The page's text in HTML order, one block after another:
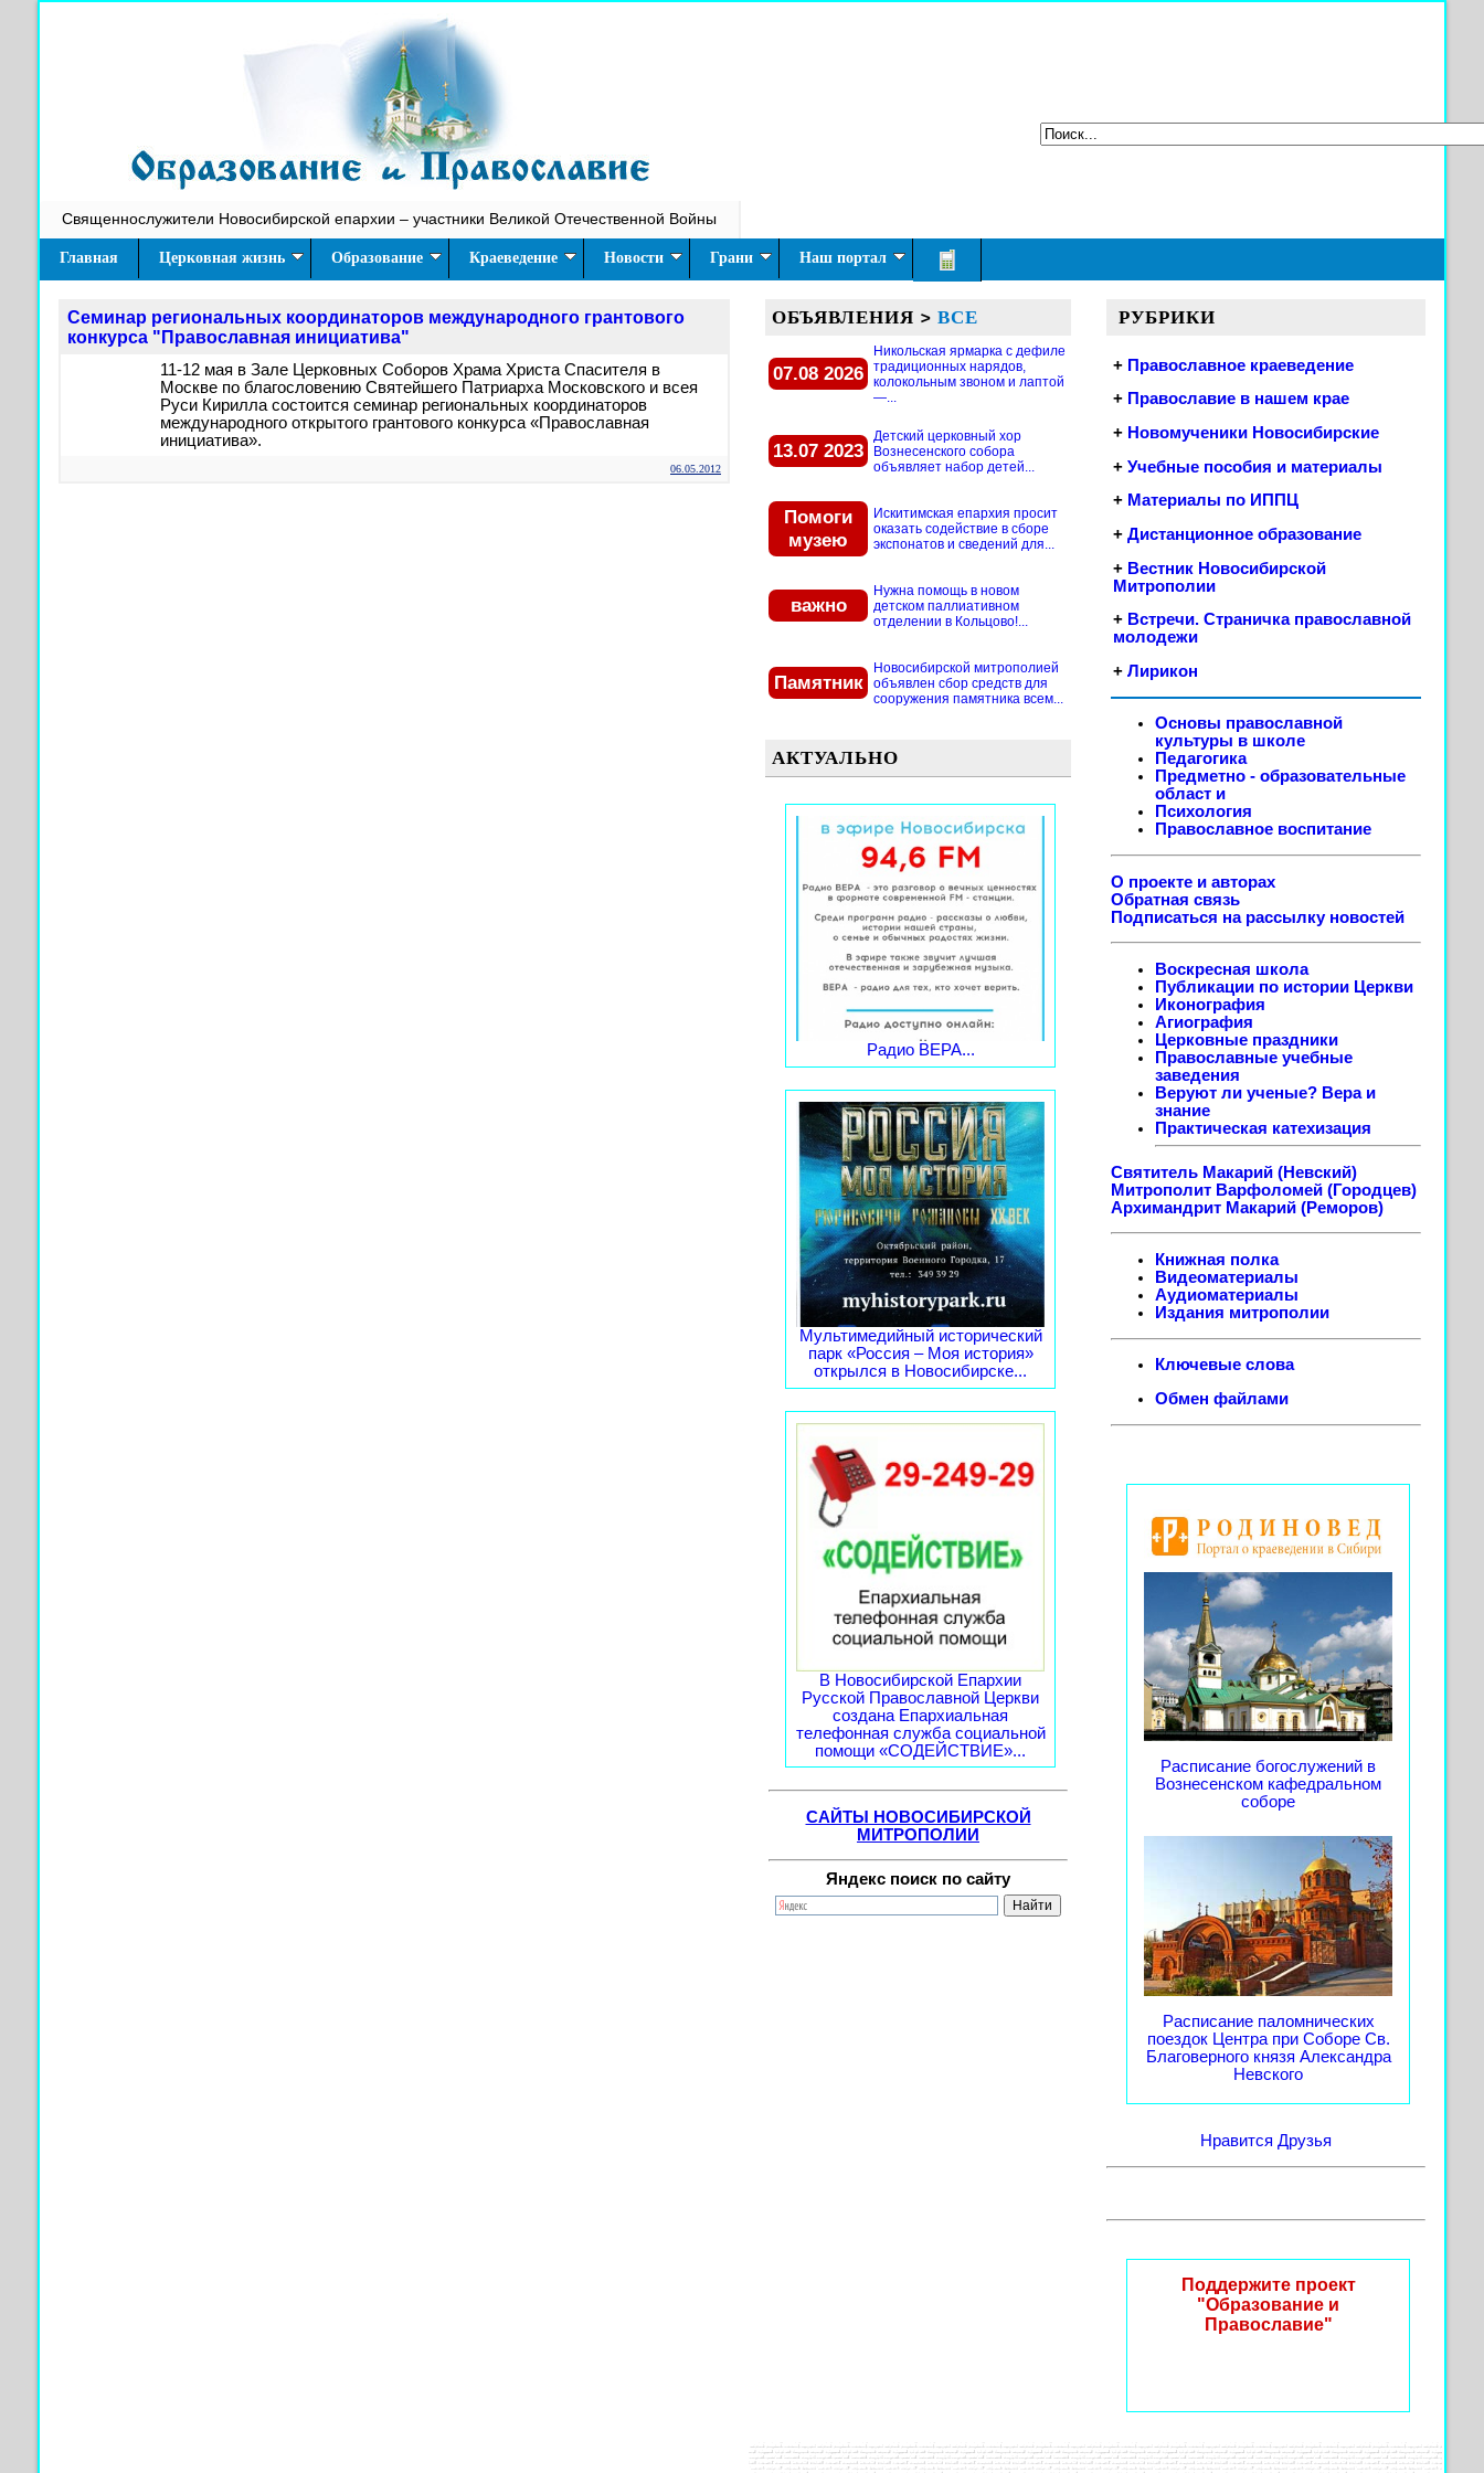
Священнослужители Новосибирской епархии – участники Великой Отечественной Войны
Главная Церковная жизнь Образование Краеведение Новости Грани Наш портал
Семинар региональных координаторов международного грантового
конкурса "Православная инициатива"
11-12 мая в Зале Церковных Соборов Храма Христа Спасителя в
Москве по благословению Святейшего Патриарха Московского и всея
Руси Кирилла состоится семинар региональных координаторов
международного открытого грантового конкурса «Православная
инициатива».
06.05.2012
ОБЪЯВЛЕНИЯ > ВСЕ
07.08 2026
Никольская ярмарка с дефиле
традиционных нарядов,
колокольным звоном и лаптой
—...
13.07 2023
Детский церковный хор
Вознесенского собора
объявляет набор детей...
Помоги
музею
Искитимская епархия просит
оказать содействие в сборе
экспонатов и сведений для...
важно
Нужна помощь в новом
детском паллиативном
отделении в Кольцово!...
Памятник
Новосибирской митрополией
объявлен сбор средств для
сооружения памятника всем...
АКТУАЛЬНО
Радио ВЕРА...
Мультимедийный исторический
парк «Россия – Моя история»
открылся в Новосибирске...
В Новосибирской Епархии
Русской Православной Церкви
создана Епархиальная
телефонная служба социальной
помощи «СОДЕЙСТВИЕ»...
САЙТЫ НОВОСИБИРСКОЙ
МИТРОПОЛИИ
Яндекс поиск по сайту
РУБРИКИ
+ Православное краеведение
+ Православие в нашем крае
+ Новомученики Новосибирские
+ Учебные пособия и материалы
+ Материалы по ИППЦ
+ Дистанционное образование
+ Вестник Новосибирской
Митрополии
+ Встречи. Страничка православной
молодежи
+ Лирикон
Основы православной
культуры в школе
Педагогика
Предметно - образовательные
област и
Психология
Православное воспитание
О проекте и авторах
Обратная связь
Подписаться на рассылку новостей
Воскресная школа
Публикации по истории Церкви
Иконография
Агиография
Церковные праздники
Православные учебные
заведения
Веруют ли ученые? Вера и
знание
Практическая катехизация
Святитель Макарий (Невский)
Митрополит Варфоломей (Городцев)
Архимандрит Макарий (Реморов)
Книжная полка
Видеоматериалы
Аудиоматериалы
Издания митрополии
Ключевые слова
Обмен файлами
Расписание богослужений в
Вознесенском кафедральном
соборе
Расписание паломнических
поездок Центра при Соборе Св.
Благоверного князя Александра
Невского
Нравится Друзья
Поддержите проект
"Образование и
Православие"